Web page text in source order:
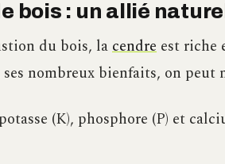
bois : un allié
du bois, lacendre est riche
nombreux bienfaits, on peut
(K), phosphore (P) et